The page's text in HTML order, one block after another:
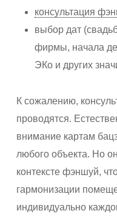
консультация
выбор дат
фирмы, начала
ЭКо и других
К сожалению,
проводятся.
внимание картам
любого объекта. Но
контексте фэншуй,
гармонизации
индивидуально